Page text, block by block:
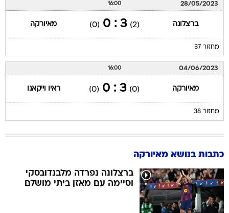
28/05/2023
16:00
ברצלונה (2)
3 : 0
(0) מאיורקה
מחזור 37
04/06/2023
16:00
מאיורקה (0)
3 : 0
(0) ראיו וייקאנו
מחזור 38
כתבות בנושא מאיורקה
ברצלונה נפרדה מלבנדובסקי
וסיימה עם מאזן ביתי מושלם